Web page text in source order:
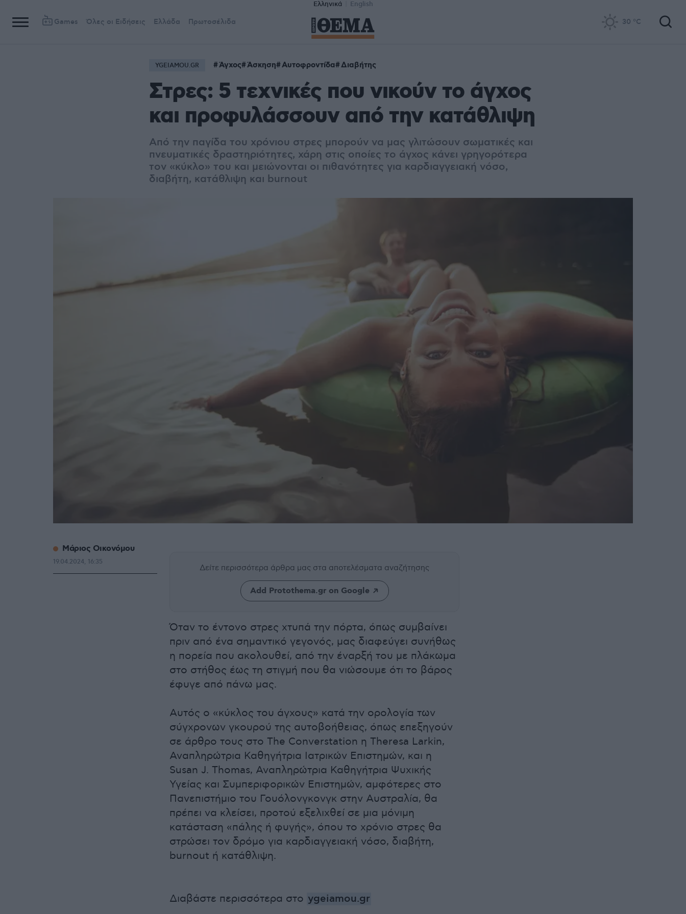
Ελληνικά English
Games Όλες οι Ειδήσεις Ελλάδα Πρωτοσέλιδα 30 °C
YGEIAMOU.GR Άγχος Άσκηση Αυτοφροντίδα Διαβήτης
Στρες: 5 τεχνικές που νικούν το άγχος
και προφυλάσσουν από την κατάθλιψη
Από την παγίδα του χρόνιου στρες μπορούν να μας γλιτώσουν σωματικές και
πνευματικές δραστηριότητες, χάρη στις οποίες το άγχος κάνει γρηγορότερα
τον «κύκλο» του και μειώνονται οι πιθανότητες για καρδιαγγειακή νόσο,
διαβήτη, κατάθλιψη και burnout
Δείτε περισσότερα άρθρα μας στα αποτελέσματα αναζήτησης
Add Protothema.gr on Google
Όταν το έντονο στρες χτυπά την πόρτα, όπως συμβαίνει
πριν από ένα σημαντικό γεγονός, μας διαφεύγει συνήθως
η πορεία που ακολουθεί, από την έναρξή του με πλάκωμα
στο στήθος έως τη στιγμή που θα νιώσουμε ότι το βάρος
έφυγε από πάνω μας.
Αυτός ο «κύκλος του άγχους» κατά την ορολογία των
σύγχρονων γκουρού της αυτοβοήθειας, όπως επεξηγούν
σε άρθρο τους στο The Converstation η Theresa Larkin,
Αναπληρώτρια Καθηγήτρια Ιατρικών Επιστημών, και η
Susan J. Thomas, Αναπληρώτρια Καθηγήτρια Ψυχικής
Υγείας και Συμπεριφορικών Επιστημών, αμφότερες στο
Πανεπιστήμιο του Γουόλονγκονγκ στην Αυστραλία, θα
πρέπει να κλείσει, προτού εξελιχθεί σε μια μόνιμη
κατάσταση «πάλης ή φυγής», όπου το χρόνιο στρες θα
στρώσει τον δρόμο για καρδιαγγειακή νόσο, διαβήτη,
burnout ή κατάθλιψη.
Διαβάστε περισσότερα στο ygeiamou.gr
Μάριος Οικονόμου
19.04.2024, 16:35